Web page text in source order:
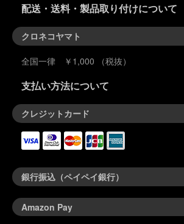
配送・送料・製品取り付けについて
クロネコヤマト
全国一律 ￥1,000 （税抜）
支払い方法について
クレジットカード
銀行振込（ペイペイ銀行）
Amazon Pay